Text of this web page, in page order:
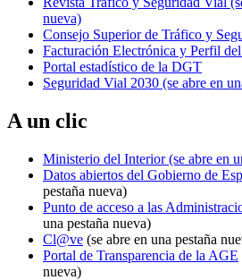
nueva)
Consejo Superior de Tráfico y
Facturación Electrónica y Perfil
Portal estadístico de la DGT
Seguridad Vial 2030 (se abre en
A un clic
Ministerio del Interior(se abre en
Datos abiertos del Gobierno de
pestaña nueva)
Punto de acceso a las
una pestaña nueva)
Cl@ve (se abre en una pestaña
Portal de Transparencia de la AGE
nueva)